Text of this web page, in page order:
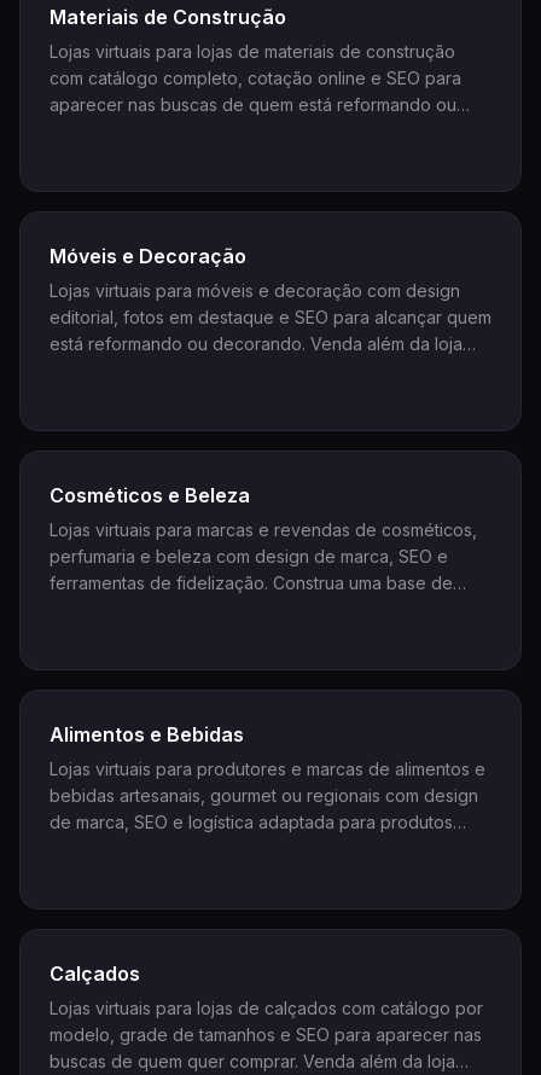
Materiais de Construção
Lojas virtuais para lojas de materiais de construção
com catálogo completo, cotação online e SEO para
aparecer nas buscas de quem está reformando ou
Móveis e Decoração
Lojas virtuais para móveis e decoração com design
editorial, fotos em destaque e SEO para alcançar quem
está reformando ou decorando. Venda além da loja
Cosméticos e Beleza
Lojas virtuais para marcas e revendas de cosméticos,
perfumaria e beleza com design de marca, SEO e
ferramentas de fidelização. Construa uma base de
Alimentos e Bebidas
Lojas virtuais para produtores e marcas de alimentos e
bebidas artesanais, gourmet ou regionais com design
de marca, SEO e logística adaptada para produtos
Calçados
Lojas virtuais para lojas de calçados com catálogo por
modelo, grade de tamanhos e SEO para aparecer nas
buscas de quem quer comprar. Venda além da loja